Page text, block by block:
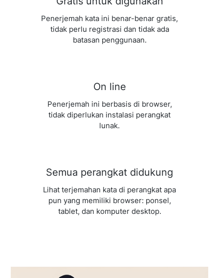
Penerjemah kata ini benar-benar gratis,
tidak perlu registrasi dan tidak ada
batasan penggunaan.
On line
Penerjemah ini berbasis di browser,
tidak diperlukan instalasi perangkat
lunak.
Semua perangkat didukung
Lihat terjemahan kata di perangkat apa
pun yang memiliki browser: ponsel,
tablet, dan komputer desktop.